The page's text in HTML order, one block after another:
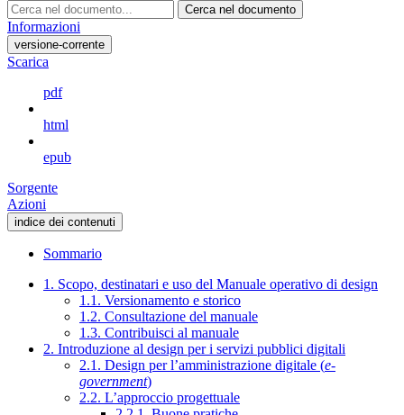
Cerca nel documento
Informazioni
versione-corrente
Scarica
pdf
html
epub
Sorgente
Azioni
indice dei contenuti
Sommario
1. Scopo, destinatari e uso del Manuale operativo di design
1.1. Versionamento e storico
1.2. Consultazione del manuale
1.3. Contribuisci al manuale
2. Introduzione al design per i servizi pubblici digitali
2.1. Design per l’amministrazione digitale (e-
government)
2.2. L’approccio progettuale